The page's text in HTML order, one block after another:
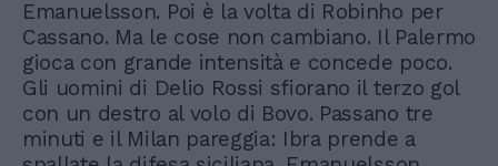
Emanuelsson. Poi è la volta di Robinho per
Cassano. Ma le cose non cambiano. Il Palermo
gioca con grande intensità e concede poco.
Gli uomini di Delio Rossi sfiorano il terzo gol
con un destro al volo di Bovo. Passano tre
minuti e il Milan pareggia: Ibra prende a